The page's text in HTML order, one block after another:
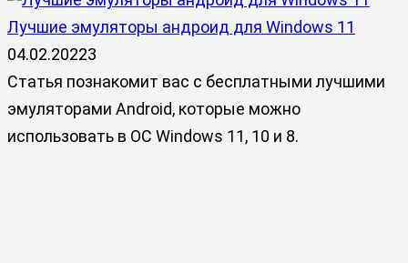
Лучшие эмуляторы андроид для Windows 11
04.02.20223
Статья познакомит вас с бесплатными лучшими
эмуляторами Android, которые можно
использовать в ОС Windows 11, 10 и 8.